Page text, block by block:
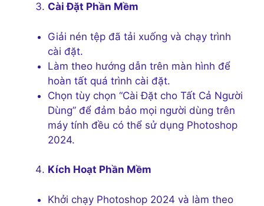
Cài Đặt Phần Mềm
Giải nén tệp đã tải xuống và chạy trình
cài đặt.
Làm theo hướng dẫn trên màn hình để
hoàn tất quá trình cài đặt.
Chọn tùy chọn “Cài Đặt cho Tất Cả Người
Dùng” để đảm bảo mọi người dùng trên
máy tính đều có thể sử dụng Photoshop
2024.
Kích Hoạt Phần Mềm
Khởi chạy Photoshop 2024 và làm theo